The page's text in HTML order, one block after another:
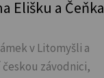
Elišku a Čeňka
v Litomyšli a
závodnici,